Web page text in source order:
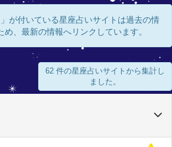
が付いている星座占いサイトは過去の情
、最新の情報へリンクしています。
62 件の星座占いサイトから集計し
ました。